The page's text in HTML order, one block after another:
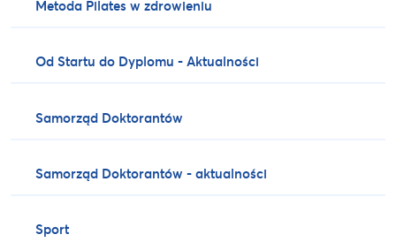
Metoda Pilates w zdrowieniu
Od Startu do Dyplomu - Aktualności
Samorząd Doktorantów
Samorząd Doktorantów - aktualności
Sport